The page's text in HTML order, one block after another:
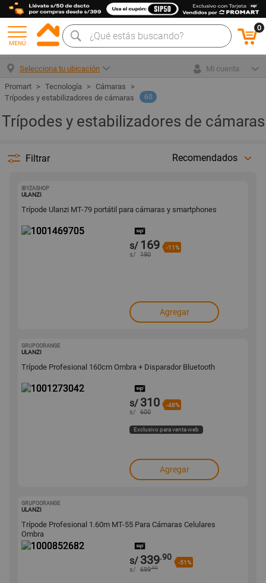
MENÚ
0
Selecciona tu ubicación
Mi cuenta
Tecnología
Cámaras
Trípodes y estabilizadores de cámaras
60
Trípodes y estabilizadores de cámaras
Filtrar Recomendados
IBYZASHOP
ULANZI
Trípode Ulanzi MT-79 portátil para cámaras y smartphones
s/ 169 -11%
s/ 190
Agregar
GRUPOORANGE
ULANZI
Trípode Profesional 160cm Ombra + Disparador Bluetooth
s/ 310 -48%
s/ 600
Exclusivo para venta web
Agregar
GRUPOORANGE
ULANZI
Trípode Profesional 1.60m MT-55 Para Cámaras Celulares
Ombra
s/ 339.90
-51%
s/ 699.90